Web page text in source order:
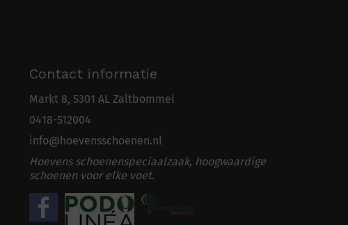
Contact informatie
Markt 8, 5301 AL Zaltbommel
0418-512004
info@hoevensschoenen.nl
Hoevens schoenenspeciaalzaak, hoogwaardige
schoenen voor elke voet.